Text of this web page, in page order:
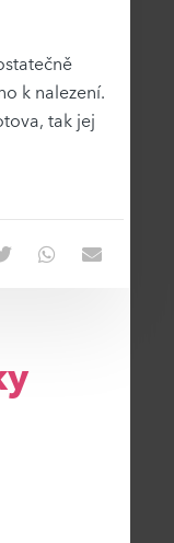
k nalezení.
tak jej